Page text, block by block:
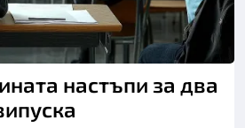
настъпи за два